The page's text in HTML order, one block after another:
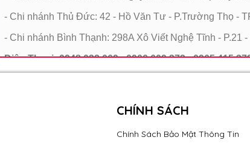
- Chi nhánh Thủ Đức: 42 - Hồ Văn Tư - P.Trường Thọ -
- Chi nhánh Bình Thạnh: 298A Xô Viết Nghệ Tĩnh - P.21
Điện Thoại: 0948 032 069 - 0906 609 373 - 0965 415
CHÍNH SÁCH
Chính Sách Bảo Mật Thông Tin